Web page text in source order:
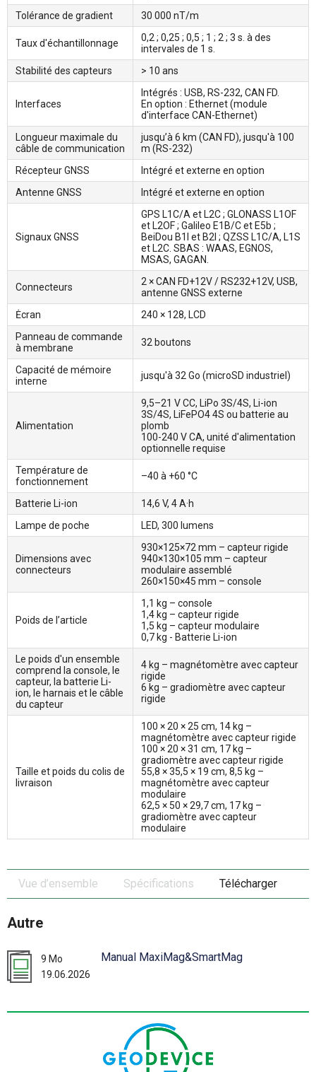
Tolérance de gradient
30 000 nT/m
Taux d'échantillonnage
0,2 ; 0,25 ; 0,5 ; 1 ; 2 ; 3 s. à des
intervales de 1 s.
Stabilité des capteurs
> 10 ans
Interfaces
Intégrés : USB, RS-232, CAN FD.
En option : Ethernet (module
d'interface CAN-Ethernet)
Longueur maximale du
câble de communication
jusqu’à 6 km (CAN FD), jusqu'à 100
m (RS-232)
Récepteur GNSS
Intégré et externe en option
Antenne GNSS
Intégré et externe en option
Signaux GNSS
GPS L1C/A et L2C ; GLONASS L1OF
et L2OF ; Galileo E1B/C et E5b ;
BeiDou B1I et B2I ; QZSS L1C/A, L1S
et L2C. SBAS : WAAS, EGNOS,
MSAS, GAGAN.
Connecteurs
2 × CAN FD+12V / RS232+12V, USB,
antenne GNSS externe
Ėcran
240 × 128, LCD
Panneau de commande
à membrane
32 boutons
Capacité de mémoire
interne
jusqu'à 32 Go (microSD industriel)
Alimentation
9,5–21 V CC, LiPo 3S/4S, Li-ion
3S/4S, LiFePO4 4S ou batterie au
plomb
100-240 V CA, unité d'alimentation
optionnelle requise
Température de
fonctionnement
–40 à +60 °C
Batterie Li-ion
14,6 V, 4 A·h
Lampe de poche
LED, 300 lumens
Dimensions avec
connecteurs
930×125×72 mm – capteur rigide
940×130×105 mm – capteur
modulaire assemblé
260×150×45 mm – console
Poids de l’article
1,1 kg – console
1,4 kg – capteur rigide
1,5 kg – capteur modulaire
0,7 kg - Batterie Li-ion
Le poids d'un ensemble
comprend la console, le
capteur, la batterie Li-
ion, le harnais et le câble
du capteur
4 kg – magnétomètre avec capteur
rigide
6 kg – gradiomètre avec capteur
rigide
Taille et poids du colis de
livraison
100 × 20 × 25 cm, 14 kg –
magnétomètre avec capteur rigide
100 × 20 × 31 cm, 17 kg –
gradiomètre avec capteur rigide
55,8 × 35,5 × 19 cm, 8,5 kg –
magnétomètre avec capteur
modulaire
62,5 × 50 × 29,7 cm, 17 kg –
gradiomètre avec capteur
modulaire
Vue d’ensemble Spécifications Télécharger
Autre
9 Mo
19.06.2026
Manual MaxiMag&SmartMag